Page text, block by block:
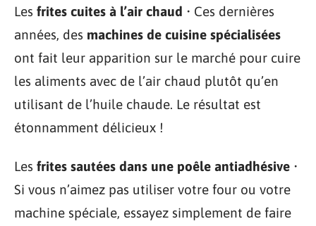
Les frites cuites à l’air chaud • Ces dernières
années, des machines de cuisine spécialisées
ont fait leur apparition sur le marché pour cuire
les aliments avec de l’air chaud plutôt qu’en
utilisant de l’huile chaude. Le résultat est
étonnamment délicieux !
Les frites sautées dans une poêle antiadhésive •
Si vous n’aimez pas utiliser votre four ou votre
machine spéciale, essayez simplement de faire